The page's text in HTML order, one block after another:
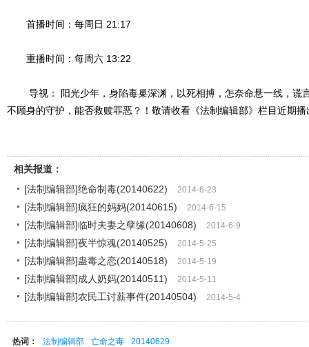
首播时间：每周日 21:17
重播时间：每周六 13:22
导视： 阳光少年，身陷毒巢深渊，以死相搏，怎奈命悬一线，谎
不顾身的守护，能否救赎罪恶？！敬请收看《法制编辑部》栏目近期
相关报道：
[法制编辑部]绝命制毒(20140622)
2014-6-23
[法制编辑部]疯狂的妈妈(20140615) 2014-6-15
[法制编辑部]临时夫妻之孽缘(20140608) 2014-6-9
[法制编辑部]夜半惊魂(20140525) 2014-5-25
[法制编辑部]蛊毒之恋(20140518) 2014-5-19
[法制编辑部]成人奶妈(20140511) 2014-5-11
[法制编辑部]农民工讨薪事件(20140504) 2014-5-4
热词： 法制编辑部 亡命之毒 20140629